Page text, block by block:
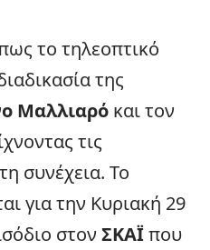
το τηλεοπτικό
της
Μαλλιαρό και τον
τις
συνέχεια. Το
για την Κυριακή 29
στον ΣΚΑΪπου